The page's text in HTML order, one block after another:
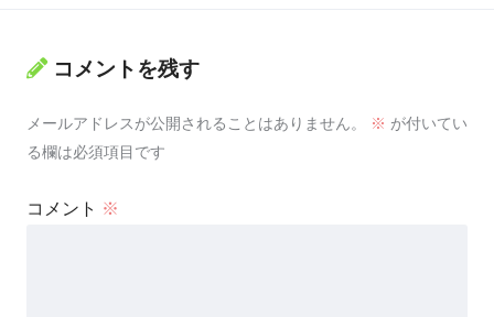
コメントを残す
メールアドレスが公開されることはありません。 ※ が付いてい
る欄は必須項目です
コメント ※